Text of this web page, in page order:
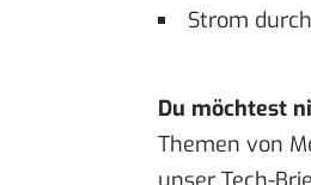
Strom
Du möchtest
Themen von